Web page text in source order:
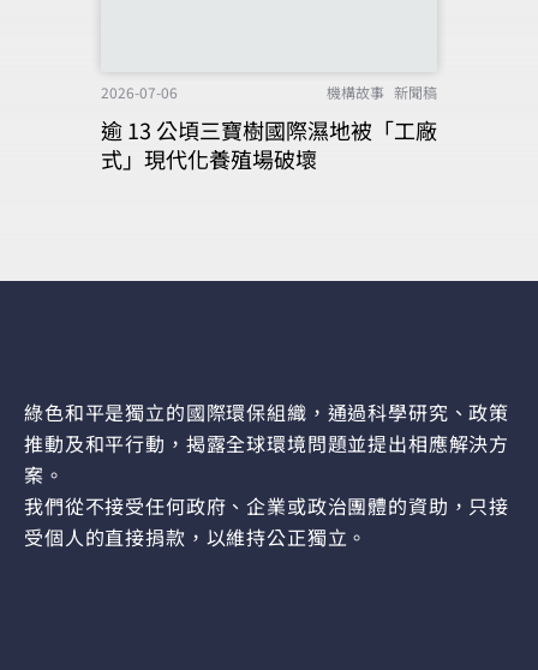
2026-07-06 機構故事 新聞稿
逾 13 公頃三寶樹國際濕地被「工廠
式」現代化養殖場破壞
綠色和平是獨立的國際環保組織，通過科學研究、政策
推動及和平行動，揭露全球環境問題並提出相應解決方
案。
我們從不接受任何政府、企業或政治團體的資助，只接
受個人的直接捐款，以維持公正獨立。